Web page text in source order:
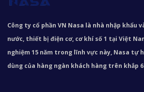
Công ty cổ phần VN Nasa là nhà nhập khẩu
nước, thiết bị điện cơ, cơ khí số 1 tại Việt
nghiệm 15 năm trong lĩnh vực này, Nasa tự
dùng của hàng ngàn khách hàng trên khắp